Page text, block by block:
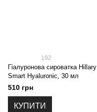
192
Гіалуронова сироватка Hillary
Smart Hyaluronic, 30 мл
510 грн
КУПИТИ